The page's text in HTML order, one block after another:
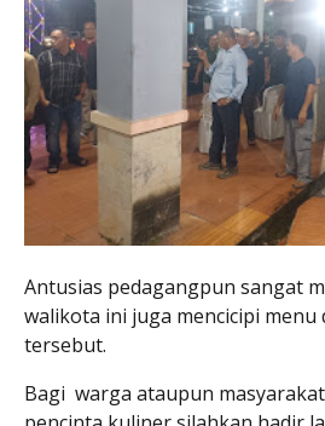
Antusias pedagangpun sangat
walikota ini juga mencicipi menu
tersebut.
Bagi warga ataupun